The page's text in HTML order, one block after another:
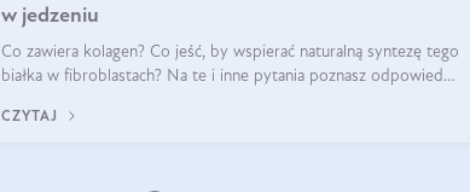
w jedzeniu
Co zawiera kolagen? Co jeść, by wspierać naturalną syntezę tego
białka w fibroblastach? Na te i inne pytania poznasz odpowiedź
CZYTAJ